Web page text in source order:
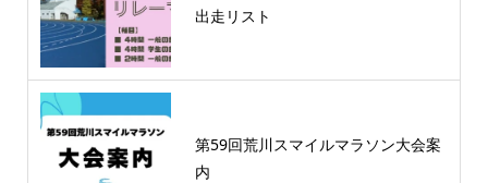
出走リスト
第59回荒川スマイルマラソン大会案
内